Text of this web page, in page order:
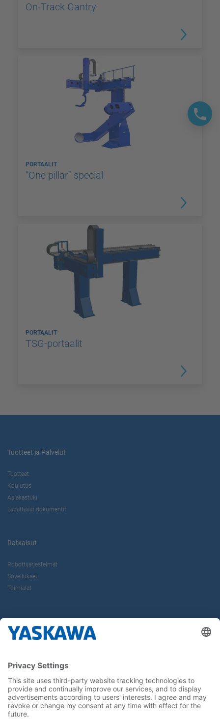
On-Track Gantry
PORTAALIT
"One pillar" special
PORTAALIT
TSG-portaalit
Tuotteet ja Palvelut
Tuotteet
Koulutus
Asiakastuki
Ladattavat dokumentit
Ratkaisut
Robottijärjestelmät
Sovellukset
Toimialat
Yaskawa työpaikkana